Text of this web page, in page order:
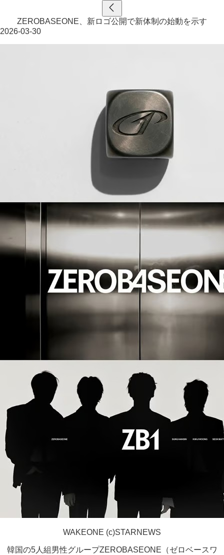
ZEROBASEONE、新ロゴ公開で新体制の始動を示す
2026-03-30
WAKEONE (c)STARNEWS
韓国の5人組男性グループZEROBASEONE（ゼロベースワ